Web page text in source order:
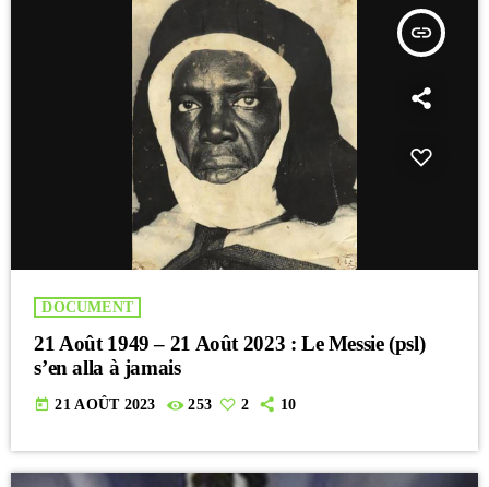
insert_link
DOCUMENT
21 Août 1949 – 21 Août 2023 : Le Messie (psl)
s’en alla à jamais
today 21 AOÛT 2023 253 2 10